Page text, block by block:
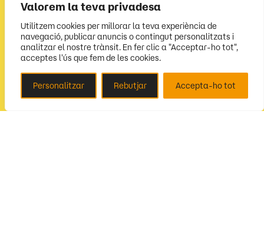
Valorem la teva privadesa
Utilitzem cookies per millorar la teva experiència de
navegació, publicar anuncis o contingut personalitzats i
analitzar el nostre trànsit. En fer clic a "Acceptar-ho tot",
acceptes l'ús que fem de les cookies.
Personalitzar Rebutjar Accepta-ho tot